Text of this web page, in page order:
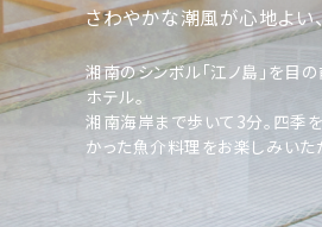
K
R
江
さわやかな潮風が心地よい
湘南のシンボル「江ノ島」を目
ホテル。
湘南海岸まで歩いて3分。四季
かった魚介料理をお楽しみいた